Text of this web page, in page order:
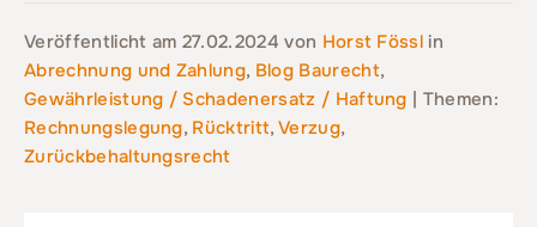
Veröffentlicht am 27.02.2024 von Horst Fössl in
Abrechnung und Zahlung, Blog Baurecht,
Gewährleistung / Schadenersatz / Haftung | Themen:
Rechnungslegung, Rücktritt, Verzug,
Zurückbehaltungsrecht